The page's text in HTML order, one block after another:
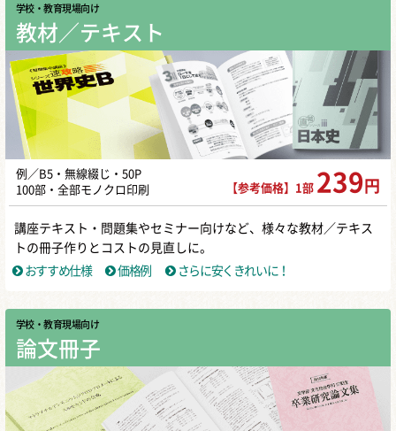
学校・教育現場向け
教材／テキスト
例／B5・無線綴じ・50P
100部・全部モノクロ印刷
【参考価格】1部 239 円
講座テキスト・問題集やセミナー向けなど、様々な教材／テキス
トの冊子作りとコストの見直しに。
おすすめ仕様
価格例 さらに安くきれいに！
学校・教育現場向け
論文冊子